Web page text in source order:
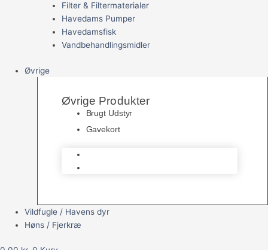
Filter & Filtermaterialer
Havedams Pumper
Havedamsfisk
Vandbehandlingsmidler
Øvrige
Øvrige Produkter
Brugt Udstyr
Gavekort
Vildfugle / Havens dyr
Høns / Fjerkræ